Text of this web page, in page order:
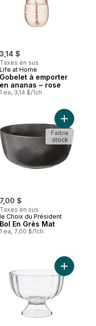
3,14 $
Taxes en sus
Life at Home
Gobelet à emporter
en ananas − rose
1 ea, 3,14 $/1ch
à salade – crème au
7,00 $
Taxes en sus
le Choix du Président
Bol En Grès Mat
1 ea, 7,00 $/1ch
Ajouter
Faible
stock
à salade festonnée –
Ajouter